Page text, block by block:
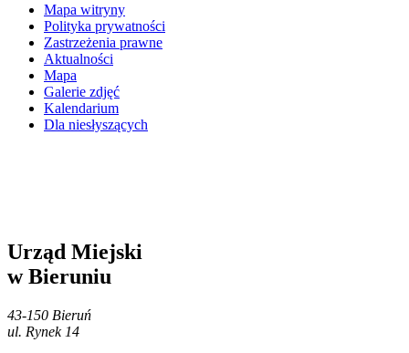
Mapa witryny
Polityka prywatności
Zastrzeżenia prawne
Aktualności
Mapa
Galerie zdjęć
Kalendarium
Dla niesłyszących
Urząd Miejski
w Bieruniu
43-150 Bieruń
ul. Rynek 14